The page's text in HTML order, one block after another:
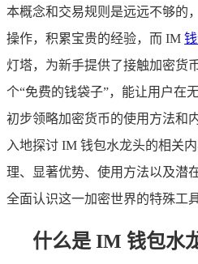
本概念和交易规则是远远不够的
操作，积累宝贵的经验，而 IM
灯塔，为新手提供了接触加密货
个“免费的钱袋子”，能让用户在
初步领略加密货币的使用方法和
入地探讨 IM 钱包水龙头的相关
理、显著优势、使用方法以及潜
全面认识这一加密世界的特殊工具
什么是 IM 钱包水